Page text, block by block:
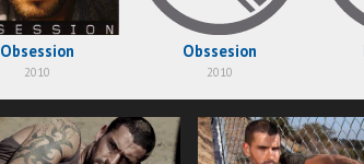
Obsession
2010
Obssesion
2010